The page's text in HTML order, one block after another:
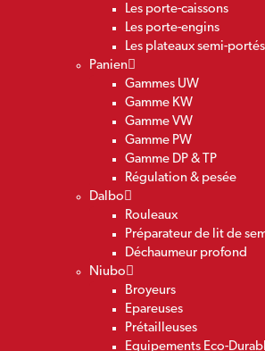
Les porte-caissons
Les porte-engins
Les plateaux semi-portés
Panien
Gammes UW
Gamme KW
Gamme VW
Gamme PW
Gamme DP & TP
Régulation & pesée
Dalbo
Rouleaux
Préparateur de lit de
Déchaumeur profond
Niubo
Broyeurs
Epareuses
Prétailleuses
Equipements Eco-